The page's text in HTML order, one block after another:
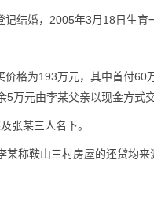
记结婚，2005年3月18日生育
格为193万元，其中首付60
万元由李某父亲以现金方式
张某三人名下。
称鞍山三村房屋的还贷均来